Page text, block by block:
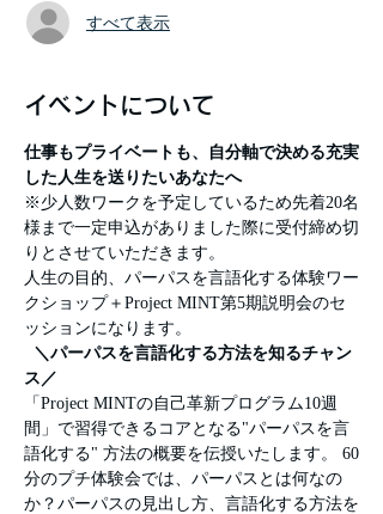
すべて表示
イベントについて
仕事もプライベートも、自分軸で決める充実
した人生を送りたいあなたへ
※少人数ワークを予定しているため先着20名
様まで一定申込がありました際に受付締め切
りとさせていただきます。
人生の目的、パーパスを言語化する体験ワー
クショップ＋Project MINT第5期説明会のセ
ッションになります。
＼パーパスを言語化する方法を知るチャン
ス／
「Project MINTの自己革新プログラム10週
間」で習得できるコアとなる"パーパスを言
語化する" 方法の概要を伝授いたします。 60
分のプチ体験会では、パーパスとは何なの
か？パーパスの見出し方、言語化する方法を